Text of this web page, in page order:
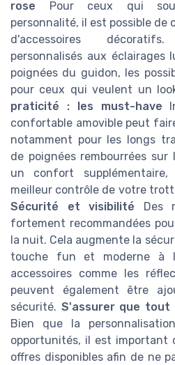
rose Pour ceux qui
personnalité, il est possible de
d'accessoires
personnalisés aux éclairages
poignées du guidon, les
pour ceux qui veulent un
praticité : les must-have
confortable amovible peut
notamment pour les longs
de poignées rembourrées
un confort
meilleur contrôle de votre
Sécurité et visibilité Des
fortement recommandées
la nuit. Cela augmente la
touche fun et moderne à
accessoires comme les
peuvent également être
sécurité. S'assurer que tout
Bien que la
opportunités, il est
offres disponibles afin de ne